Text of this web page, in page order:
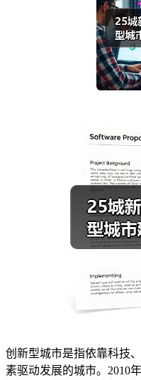
创新型城市是指依靠科技
素驱动发展的城市。2010